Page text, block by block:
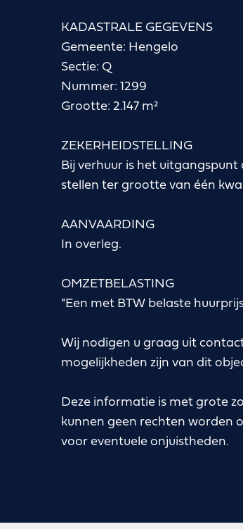
KADASTRALE GEGEVENS
Gemeente: Hengelo
Sectie: Q
Nummer: 1299
Grootte: 2.147 m²
ZEKERHEIDSTELLING
Bij verhuur is het
stellen ter grootte van één
AANVAARDING
In overleg.
OMZETBELASTING
"Een met BTW belaste
Wij nodigen u graag uit
mogelijkheden zijn van dit
Deze informatie is met grote
kunnen geen rechten worden
voor eventuele onjuistheden.